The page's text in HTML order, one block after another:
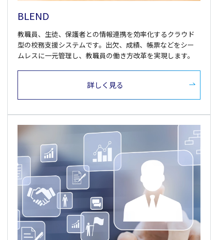
BLEND
教職員、生徒、保護者との情報連携を効率化するクラウド
型の校務支援システムです。出欠、成績、帳票などをシー
ムレスに一元管理し、教職員の働き方改革を実現します。
詳しく見る